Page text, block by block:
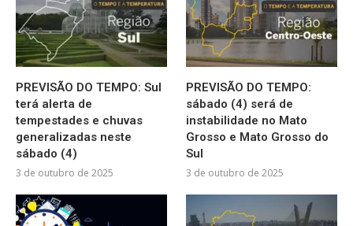
PREVISÃO DO TEMPO: Sul
terá alerta de
tempestades e chuvas
generalizadas neste
sábado (4)
3 de outubro de 2025
PREVISÃO DO TEMPO:
sábado (4) será de
instabilidade no Mato
Grosso e Mato Grosso do
Sul
3 de outubro de 2025